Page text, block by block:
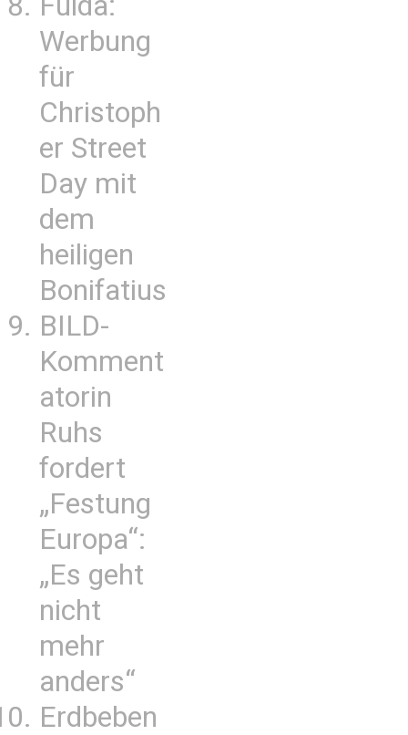
Werbung
für
Christoph
er Street
Day mit
dem
heiligen
Bonifatius
BILD-
Komment
atorin
Ruhs
fordert
„Festung
Europa“:
„Es geht
nicht
mehr
anders“
Erdbeben